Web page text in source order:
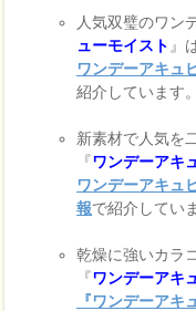
人気双璧のワン
ューモイスト 』
ワンデーアキュ
紹介しています。
新素材で人気を
『ワンデーアキ
ワンデーアキュ
報で紹介してい
乾燥に強いカラ
『ワンデーアキ
『ワンデーアキ